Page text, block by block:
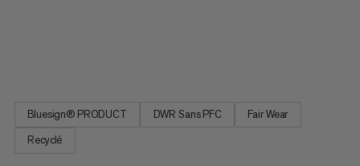
Bluesign® PRODUCT DWR Sans PFC
Fair Wear
Recyclé